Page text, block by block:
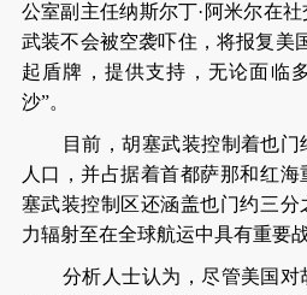
公室副主任纳斯尔丁·阿米尔在
武装不会被空袭吓住，将报复美
起盾牌，提供支持，无论面临
沙”。
目前，胡塞武装控制着也门
人口，并占据着首都萨那和红
塞武装控制区还涵盖也门约三分
力辐射至在全球航运中具有重要
分析人士认为，尽管美国对